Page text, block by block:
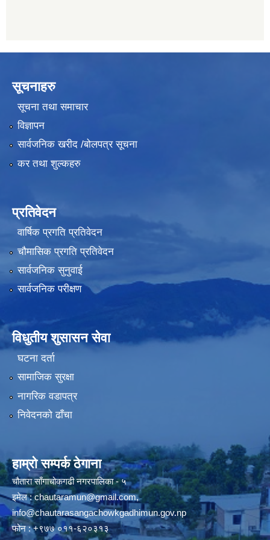
सूचनाहरु
सूचना तथा समाचार
विज्ञापन
सार्वजनिक खरीद /बोलपत्र सूचना
कर तथा शुल्कहरु
प्रतिवेदन
वार्षिक प्रगति प्रतिवेदन
चौमासिक प्रगति प्रतिवेदन
सार्वजनिक सुनुवाई
सार्वजनिक परीक्षण
विधुतीय शुसासन सेवा
घटना दर्ता
सामाजिक सुरक्षा
नागरिक वडापत्र
निवेदनको ढाँचा
हाम्रो सम्पर्क ठेगाना
चौतारा साँगाचोकगढी नगरपालिका - ५
इमेल :chautaramun@gmail.com,
info@chautarasangachowkgadhimun.gov.np
फोन : +९७७ ०११-६२०३१३